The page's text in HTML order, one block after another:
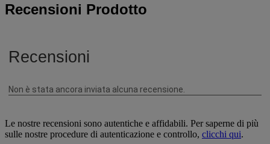
Recensioni Prodotto
Le nostre recensioni sono autentiche e affidabili. Per saperne di più
sulle nostre procedure di autenticazione e controllo, clicchi qui.